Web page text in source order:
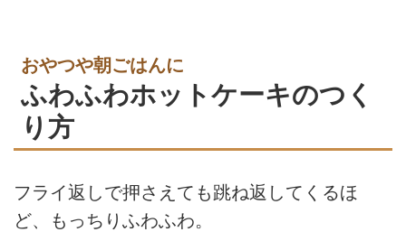
おやつや朝ごはんに
ふわふわホットケーキのつく
り方
フライ返しで押さえても跳ね返してくるほ
ど、もっちりふわふわ。